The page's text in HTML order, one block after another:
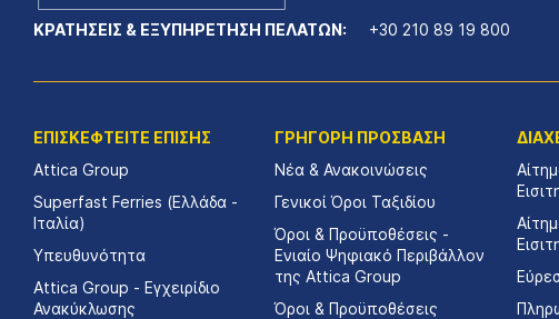
ΚΡΑΤΗΣΕΙΣ & ΕΞΥΠΗΡΕΤΗΣΗ ΠΕΛΑΤΩΝ: +30 210 89 19 800
ΕΠΙΣΚΕΦΤΕΙΤΕ ΕΠΙΣΗΣ
Attica Group
Superfast Ferries (Ελλάδα -
Ιταλία)
Υπευθυνότητα
Attica Group - Εγχειρίδιο
Ανακύκλωσης
ΓΡΗΓΟΡΗ ΠΡΟΣΒΑΣΗ
Νέα & Ανακοινώσεις
Γενικοί Όροι Ταξιδίου
Όροι & Προϋποθέσεις -
Ενιαίο Ψηφιακό Περιβάλλον
της Attica Group
Όροι & Προϋποθέσεις